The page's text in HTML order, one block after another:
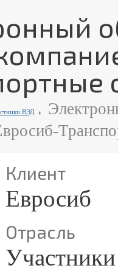
ВЭД
Клиент
Евросиб
Отрасль